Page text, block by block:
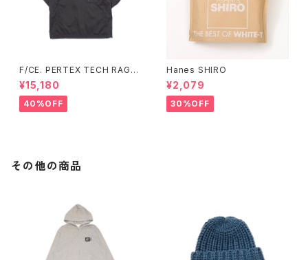
F/CE. PERTEX TECH RAGL
AN TEE (Sax、Black)
¥15,180
40%OFF
Hanes SHIRO
¥2,079
30%OFF
その他の商品